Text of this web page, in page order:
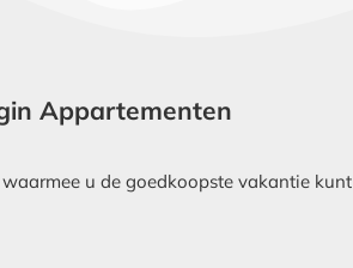
Appartementen
u de goedkoopste vakantie